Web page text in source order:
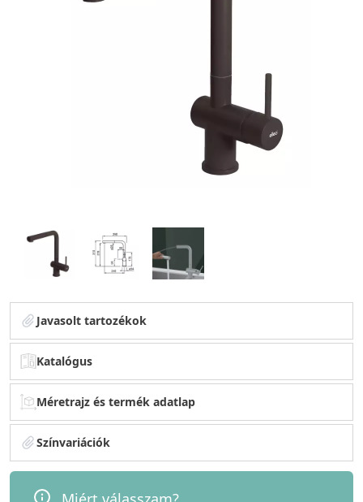
Javasolt tartozékok
Katalógus
Méretrajz és termék adatlap
Színvariációk